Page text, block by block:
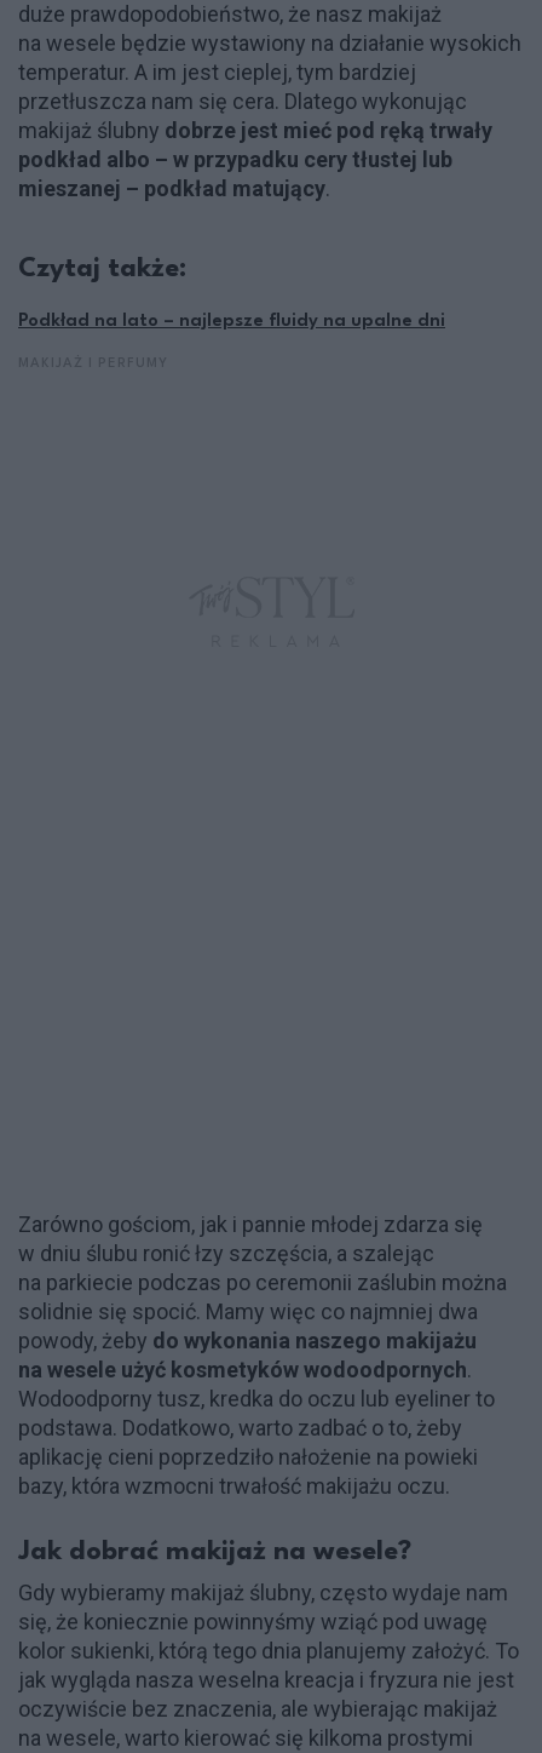
duże prawdopodobieństwo, że nasz makijaż
na wesele będzie wystawiony na działanie wysokich
temperatur. A im jest cieplej, tym bardziej
przetłuszcza nam się cera. Dlatego wykonując
makijaż ślubny dobrze jest mieć pod ręką trwały
podkład albo – w przypadku cery tłustej lub
mieszanej – podkład matujący.
Czytaj także:
Podkład na lato – najlepsze fluidy na upalne dni
Zarówno gościom, jak i pannie młodej zdarza się
w dniu ślubu ronić łzy szczęścia, a szalejąc
na parkiecie podczas po ceremonii zaślubin można
solidnie się spocić. Mamy więc co najmniej dwa
powody, żeby do wykonania naszego makijażu
na wesele użyć kosmetyków wodoodpornych.
Wodoodporny tusz, kredka do oczu lub eyeliner to
podstawa. Dodatkowo, warto zadbać o to, żeby
aplikację cieni poprzedziło nałożenie na powieki
bazy, która wzmocni trwałość makijażu oczu.
Jak dobrać makijaż na wesele?
Gdy wybieramy makijaż ślubny, często wydaje nam
się, że koniecznie powinnyśmy wziąć pod uwagę
kolor sukienki, którą tego dnia planujemy założyć. To
jak wygląda nasza weselna kreacja i fryzura nie jest
oczywiście bez znaczenia, ale wybierając makijaż
na wesele, warto kierować się kilkoma prostymi